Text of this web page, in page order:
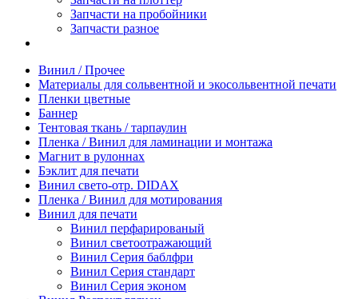
Запчасти на пробойники
Запчасти разное
Винил / Прочее
Материалы для сольвентной и экосольвентной печати
Пленки цветные
Баннер
Тентовая ткань / тарпаулин
Пленка / Винил для ламинации и монтажа
Магнит в рулоннах
Бэклит для печати
Винил свето-отр. DIDAX
Пленка / Винил для мотирования
Винил для печати
Винил перфарированый
Винил светоотражающий
Винил Серия баблфри
Винил Серия стандарт
Винил Серия эконом